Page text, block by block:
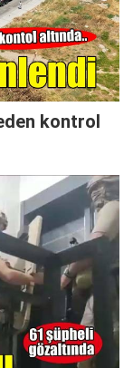
kontrol